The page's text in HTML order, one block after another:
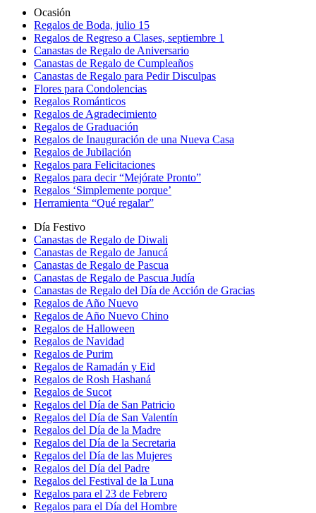
Ocasión
Regalos de Boda, julio 15
Regalos de Regreso a Clases, septiembre 1
Canastas de Regalo de Aniversario
Canastas de Regalo de Cumpleaños
Canastas de Regalo para Pedir Disculpas
Flores para Condolencias
Regalos Románticos
Regalos de Agradecimiento
Regalos de Graduación
Regalos de Inauguración de una Nueva Casa
Regalos de Jubilación
Regalos para Felicitaciones
Regalos para decir “Mejórate Pronto”
Regalos ‘Simplemente porque’
Herramienta “Qué regalar”
Día Festivo
Canastas de Regalo de Diwali
Canastas de Regalo de Janucá
Canastas de Regalo de Pascua
Canastas de Regalo de Pascua Judía
Canastas de Regalo del Día de Acción de Gracias
Regalos de Año Nuevo
Regalos de Año Nuevo Chino
Regalos de Halloween
Regalos de Navidad
Regalos de Purim
Regalos de Ramadán y Eid
Regalos de Rosh Hashaná
Regalos de Sucot
Regalos del Día de San Patricio
Regalos del Día de San Valentín
Regalos del Día de la Madre
Regalos del Día de la Secretaria
Regalos del Día de las Mujeres
Regalos del Día del Padre
Regalos del Festival de la Luna
Regalos para el 23 de Febrero
Regalos para el Día del Hombre